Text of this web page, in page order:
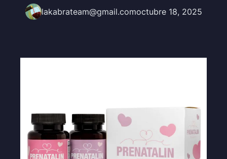
lakabrateam@gmail.comoctubre 18, 2025